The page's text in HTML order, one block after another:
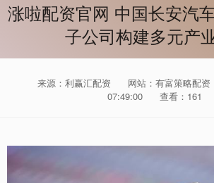
涨啦配资官网 中国长安汽
子公司构建多元产
来源：利赢汇配资 网站：有富策略配资
07:49:00
查看：161